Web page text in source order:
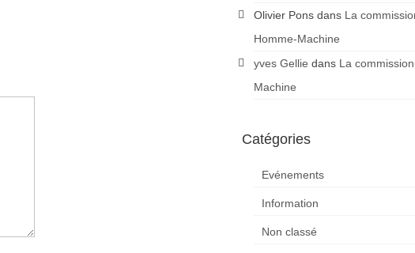
Olivier Pons dans La
Homme-Machine
yves Gellie dans La
Machine
Catégories
Evénements
Information
Non classé